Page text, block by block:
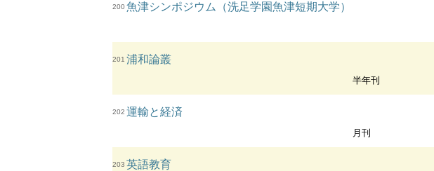
200 魚津シンポジウム（洗足学園魚津短期大学）
201 浦和論叢
半年刊
202 運輸と経済
月刊
203 英語教育